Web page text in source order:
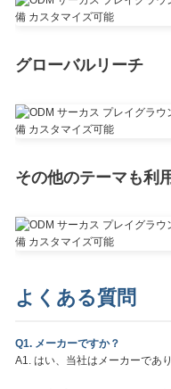
グローバルリーチ
その他のテーマも利
よくある質問
Q1. メーカーですか？
A1. はい、当社はメーカーであ